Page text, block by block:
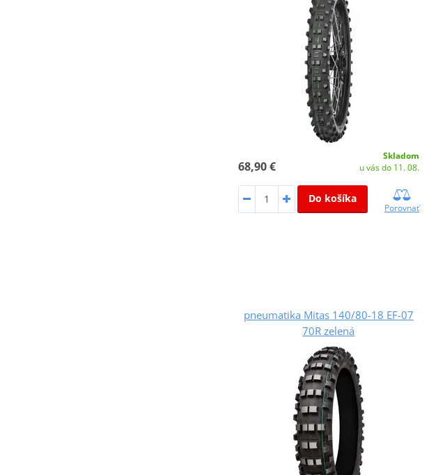
68,90 €
Skladom
u vás do 11. 08.
Do košíka
Porovnať
pneumatika Mitas 140/80-18 EF-07
70R zelená